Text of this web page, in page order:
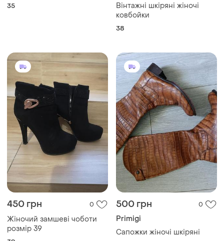
35
Вінтажні шкіряні жіночі
ковбойки
38
450 грн 0
Жіночий замшеві чоботи
розмір 39
500 грн 0
Primigi
Сапожки жіночі шкіряні